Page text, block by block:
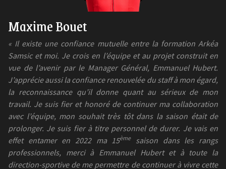
Maxime Bouet
« Il existe une confiance mutuelle entre la formation Arkéa
Samsic et moi. Je crois en l’équipe et au projet construit en
vue de l’avenir par le Manager Général, Emmanuel Hubert.
J’apprécie aussi la confiance renouvelée du staff à mon égard,
la reconnaissance qu’il donne quant au sérieux de mon
travail. Je suis fier et honoré de continuer ma collaboration
avec l’équipe, mon souhait très tôt dans la saison était de
prolonger. Je suis fier à titre personnel de durer. Je vais en
effet entamer en 2022 ma 15èmesaison dans les rangs
professionnels, merci à Emmanuel Hubert et à toute la
direction-sportive de me permettre de continuer à vivre cette